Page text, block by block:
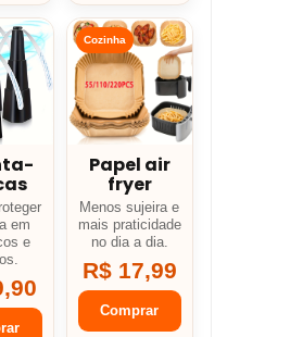
em
e
Cozinha
Papel air
fryer
Menos sujeira e
mais praticidade
no dia a dia.
R$ 17,99
Comprar